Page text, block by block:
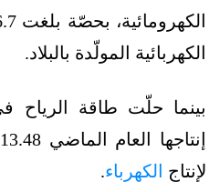
الكهربائية المولّدة بالبلاد.
بينما حلّت طاقة الرياح في
لإنتاج الكهرباء.